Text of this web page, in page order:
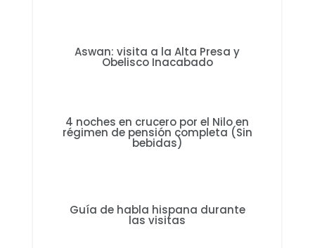
Aswan: visita a la Alta Presa y
Obelisco Inacabado
4 noches en crucero por el Nilo en
régimen de pensión completa (Sin
bebidas)
Guía de habla hispana durante
las visitas